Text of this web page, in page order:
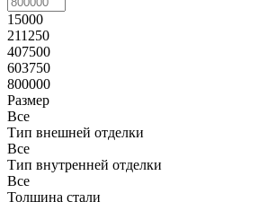
15000
211250
407500
603750
800000
Размер
Все
Тип внешней отделки
Все
Тип внутренней отделки
Все
Толщина стали